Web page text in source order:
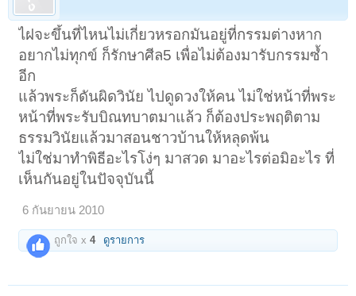
ไฝจะขึ้นที่ไหนไม่เกี่ยวหรอกมันอยู่ที่กรรมต่างหาก
อยากไม่ทุกข์ ก็รักษาศีล5 เพื่อไม่ต้องมารับกรรมซ้ำ
อีก
แล้วพระก็ดันผิดวินัย ไปดูดวงให้คน ไม่ใช่หน้าที่พระ
หน้าที่พระรับบิณทบาตมาแล้ว ก็ต้องประพฤติตาม
ธรรมวินัยแล้วมาสอนชาวบ้านให้หลุดพ้น
ไม่ใช่มาทำพิธีอะไรโง่ๆ มาสวด มาอะไรต่อมิอะไร ที่
เห็นกันอยู่ในปัจจุบันนี้
6 กันยายน 2010
ถูกใจ x4 ดูรายการ